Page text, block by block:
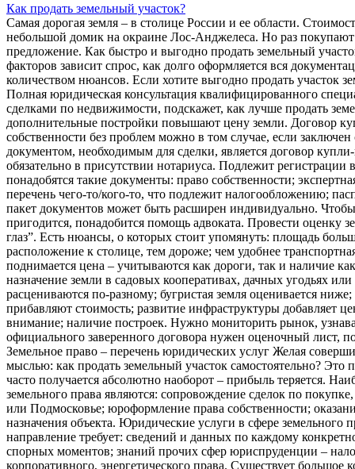
Как продать земельный участок?
Самая дорогая земля – в столице России и ее области.
небольшой домик на окраине Лос-Анджелеса. Но раз покупают
предложение. Как быстро и выгодно продать земельный
факторов зависит спрос, как долго оформляется вся
количеством нюансов. Если хотите выгодно продать участок
Полная юридическая консультация квалифицированного
сделками по недвижимости, подскажет, как лучше продать
дополнительные постройки повышают цену земли. Договор
собственности без проблем можно в том случае, если
документом, необходимым для сделки, является договор
обязательно в присутствии нотариуса. Подлежит
понадобятся такие документы: право собственности;
перечень чего-то/кого-то, что подлежит налогообложению;
пакет документов может быть расширен индивидуально.
пригодится, понадобится помощь адвоката. Провести оценку
глаз”. Есть нюансы, о которых стоит упомянуть: площадь
расположение к столице, тем дороже; чем удобнее
поднимается цена – учитываются как дороги, так и наличие
назначение земли в садовых кооперативах, дачных угодьях или
расцениваются по-разному; бугристая земля оценивается
прибавляют стоимость; развитие инфраструктуры добавляет
внимание; наличие построек. Нужно мониторить рынок,
официального заверенного договора нужен оценочный лист,
Земельное право – перечень юридических услуг Желая
мыслью: как продать земельный участок самостоятельно? Это
часто получается абсолютно наоборот – прибыль теряется.
земельного права являются: сопровождение сделок по
или Подмосковье; юроформление права собственности;
назначения объекта. Юридические услуги в сфере
направление требует: сведений и данных по каждому
спорных моментов; знаний прочих сфер юриспруденции –
корпоративного, энергетического права. Существует большое